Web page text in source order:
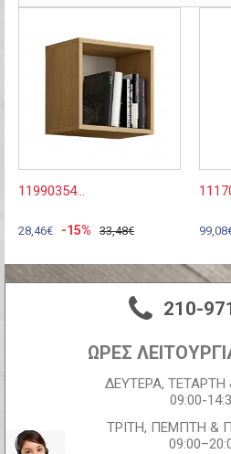
11990354...
28,46€ -15% 33,48€
210-
ΩΡΕΣ
ΔΕΥΤΕΡΑ, ΤΕΤΑΡΤΗ
09:00-
ΤΡΙΤΗ, ΠΕΜΠΤΗ &